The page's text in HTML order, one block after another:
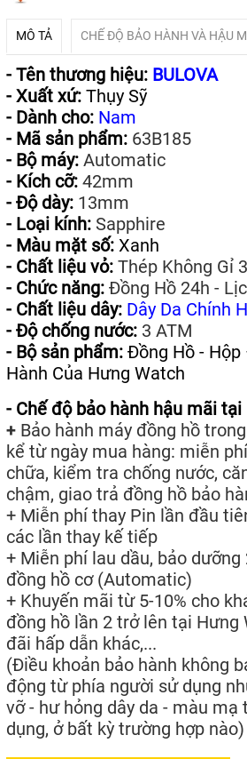
MÔ TẢ CHẾ ĐỘ BẢO HÀNH VÀ HẬU
- Tên thương hiệu: BULOVA
- Xuất xứ: Thụy Sỹ
- Dành cho: Nam
- Mã sản phẩm:63B185
- Bộ máy:Automatic
- Kích cỡ:42mm
- Độ dày:13mm
- Loại kính:Sapphire
- Màu mặt số: Xanh
- Chất liệu vỏ:Thép Không Gỉ
- Chức năng:Đồng Hồ 24h -
- Chất liệu dây: Dây Da Chính
- Độ chống nước:3 ATM
- Bộ sản phẩm: Đồng Hồ - Hộp
Hành Của Hưng Watch
- Chế độ bảo hành hậu mãi
+ Bảo hành máy đồng hồ
kể từ ngày mua hàng: miễn
chữa, kiểm tra chống nước,
chậm, giao trả đồng hồ bảo
+ Miễn phí thay Pin lần đầu
các lần thay kế tiếp
+ Miễn phí lau dầu, bảo
đồng hồ cơ (Automatic)
+ Khuyến mãi từ 5-10% cho
đồng hồ lần 2 trở lên tại Hưng
đãi hấp dẫn khác,...
(Điều khoản bảo hành không
động từ phía người sử dụng
vỡ - hư hỏng dây da - màu
dụng, ở bất kỳ trường hợp nào)